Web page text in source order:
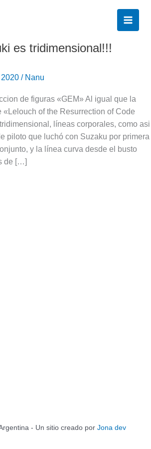
es tridimensional!!!
/ Nanu
de figuras «GEM» Al igual que la
«Lelouch of the Resurrection of Code
líneas corporales, como asi
piloto que luchó con Suzaku por primera
y la línea curva desde el busto
de […]
- Un sitio creado por Jona dev